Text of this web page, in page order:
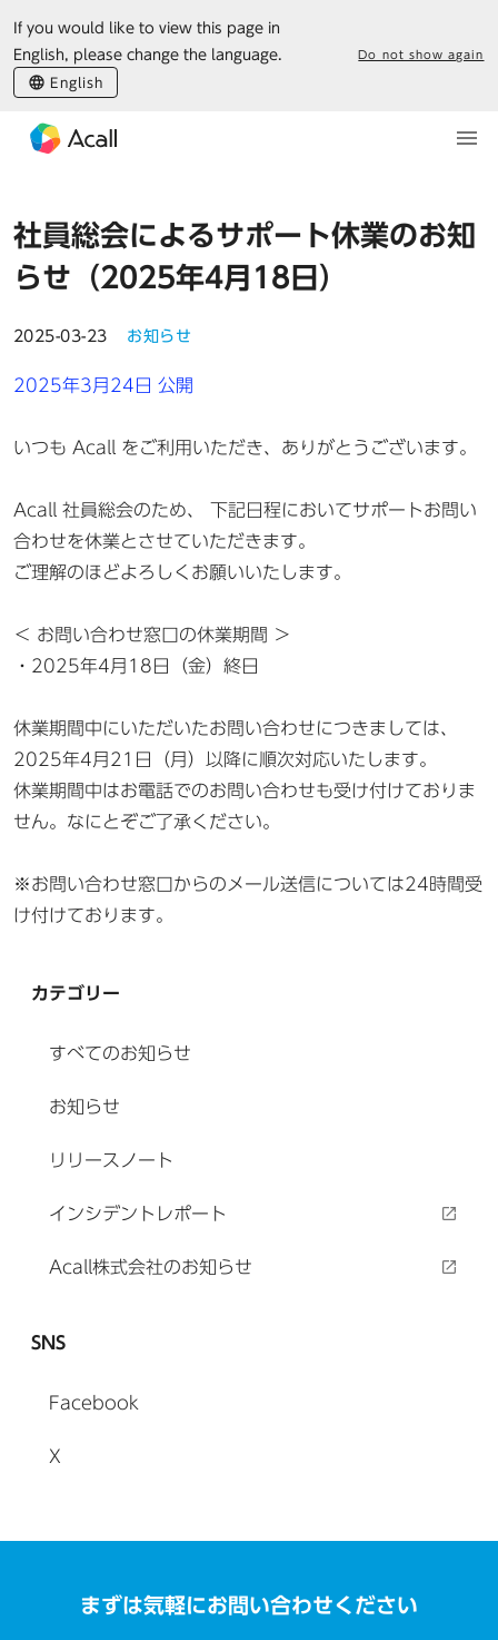
If you would like to view this page in
English, please change the language.
English
Do not show again
社員総会によるサポート休業のお知
らせ（2025年4月18日）
2025-03-23 お知らせ
2025年3月24日 公開
いつも Acall をご利用いただき、ありがとうございます。
Acall 社員総会のため、 下記日程においてサポートお問い
合わせを休業とさせていただきます。
ご理解のほどよろしくお願いいたします。
＜ お問い合わせ窓口の休業期間 ＞
・2025年4月18日（金）終日
休業期間中にいただいたお問い合わせにつきましては、
2025年4月21日（月）以降に順次対応いたします。
休業期間中はお電話でのお問い合わせも受け付けておりま
せん。なにとぞご了承ください。
※お問い合わせ窓口からのメール送信については24時間受
け付けております。
カテゴリー
すべてのお知らせ
お知らせ
リリースノート
インシデントレポート
Acall株式会社のお知らせ
SNS
Facebook
X
まずは気軽にお問い合わせください